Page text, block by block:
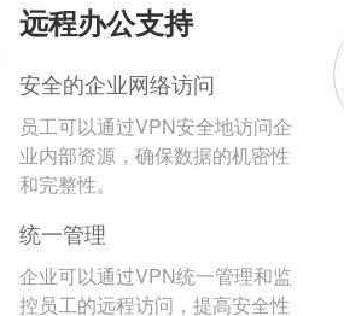
远程办公支持
安全的企业网络访问
员工可以通过VPN安全地访问企
业内部资源，确保数据的机密性
和完整性。
统一管理
企业可以通过VPN统一管理和监
控员工的远程访问，提高安全性